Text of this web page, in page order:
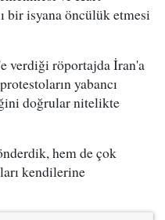
bir isyana öncülük etmesi
verdiği röportajda İran'a
yabancı
doğrular nitelikte
hem de çok
kendilerine